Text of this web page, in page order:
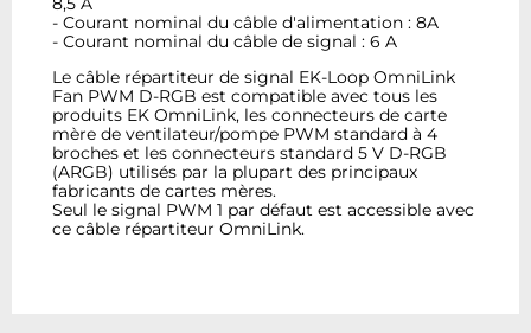
- Courant nominal du câble d'alimentation : 8A
- Courant nominal du câble de signal : 6 A
Le câble répartiteur de signal EK-Loop OmniLink
Fan PWM D-RGB est compatible avec tous les
produits EK OmniLink, les connecteurs de carte
mère de ventilateur/pompe PWM standard à 4
broches et les connecteurs standard 5 V D-RGB
(ARGB) utilisés par la plupart des principaux
fabricants de cartes mères.
Seul le signal PWM 1 par défaut est accessible avec
ce câble répartiteur OmniLink.